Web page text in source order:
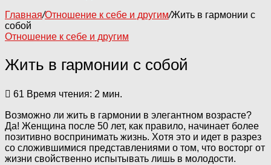
Главная/Отношение к себе и другим/Жить в гармонии с
собой
Отношение к себе и другим
Жить в гармонии с собой
61 Время чтения: 2 мин.
Возможно ли жить в гармонии в элегантном возрасте?
Да! Женщина после 50 лет, как правило, начинает более
позитивно воспринимать жизнь. Хотя это и идет в разрез
со сложившимися представлениями о том, что восторг от
жизни свойственно испытывать лишь в молодости.